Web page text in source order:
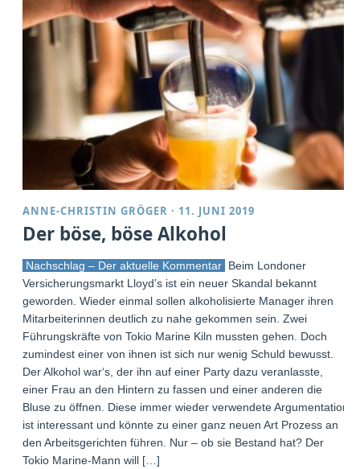
ANNE-CHRISTIN GRÖGER · 11. JUNI 2019
Der böse, böse Alkohol
Nachschlag – Der aktuelle Kommentar Beim Londoner
Versicherungsmarkt Lloyd’s ist ein neuer Skandal bekannt
geworden. Wieder einmal sollen alkoholisierte Manager ihren
Mitarbeiterinnen deutlich zu nahe gekommen sein. Zwei
Führungskräfte von Tokio Marine Kiln mussten gehen. Doch
zumindest einer von ihnen ist sich nur wenig Schuld bewusst.
Der Alkohol war‘s, der ihn auf einer Party dazu veranlasste,
einer Frau an den Hintern zu fassen und einer anderen die
Bluse zu öffnen. Diese immer wieder verwendete Argumentation
ist interessant und könnte zu einer ganz neuen Art Prozess an
den Arbeitsgerichten führen. Nur – ob sie Bestand hat? Der
Tokio Marine-Mann will […]